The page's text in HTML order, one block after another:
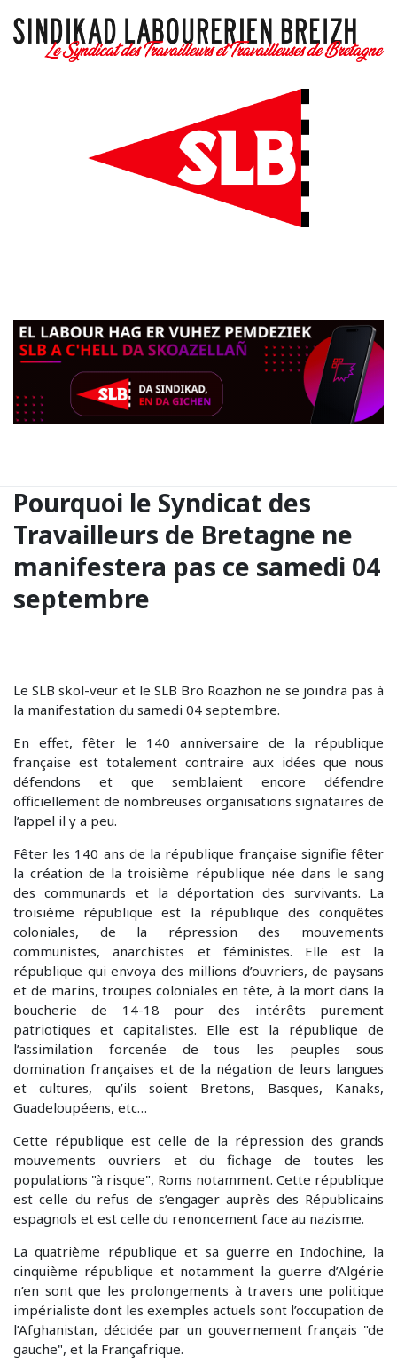
Pourquoi le Syndicat des
Travailleurs de Bretagne ne
manifestera pas ce samedi 04
septembre
Le SLB skol-veur et le SLB Bro Roazhon ne se joindra pas à
la manifestation du samedi 04 septembre.
En effet, fêter le 140 anniversaire de la république
française est totalement contraire aux idées que nous
défendons et que semblaient encore défendre
officiellement de nombreuses organisations signataires de
l’appel il y a peu.
Fêter les 140 ans de la république française signifie fêter
la création de la troisième république née dans le sang
des communards et la déportation des survivants. La
troisième république est la république des conquêtes
coloniales, de la répression des mouvements
communistes, anarchistes et féministes. Elle est la
république qui envoya des millions d’ouvriers, de paysans
et de marins, troupes coloniales en tête, à la mort dans la
boucherie de 14-18 pour des intérêts purement
patriotiques et capitalistes. Elle est la république de
l’assimilation forcenée de tous les peuples sous
domination françaises et de la négation de leurs langues
et cultures, qu’ils soient Bretons, Basques, Kanaks,
Guadeloupéens, etc…
Cette république est celle de la répression des grands
mouvements ouvriers et du fichage de toutes les
populations "à risque", Roms notamment. Cette république
est celle du refus de s’engager auprès des Républicains
espagnols et est celle du renoncement face au nazisme.
La quatrième république et sa guerre en Indochine, la
cinquième république et notamment la guerre d’Algérie
n’en sont que les prolongements à travers une politique
impérialiste dont les exemples actuels sont l’occupation de
l’Afghanistan, décidée par un gouvernement français "de
gauche", et la Françafrique.